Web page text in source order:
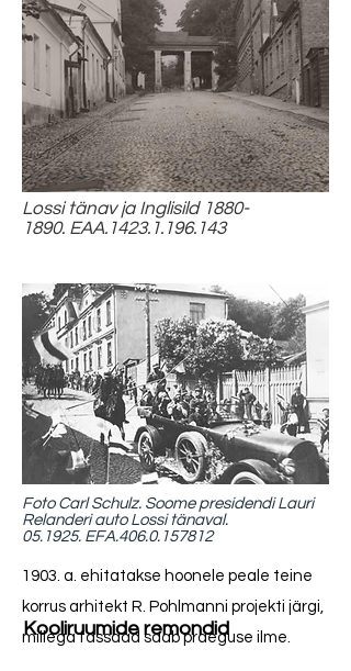
Lossi tänav ja Inglisild 1880-
1890. EAA.1423.1.196.143
Foto Carl Schulz. Soome presidendi Lauri
Relanderi auto Lossi tänaval.
05.1925. EFA.406.0.157812
1903. a. ehitatakse hoonele peale teine
korrus arhitekt R. Pohlmanni projekti järgi,
millega fassaad saab praeguse ilme.
Kooliruumide remondid